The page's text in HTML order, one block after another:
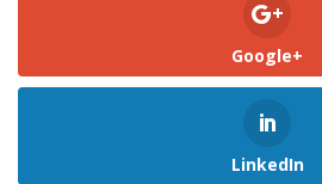
Google+
LinkedIn